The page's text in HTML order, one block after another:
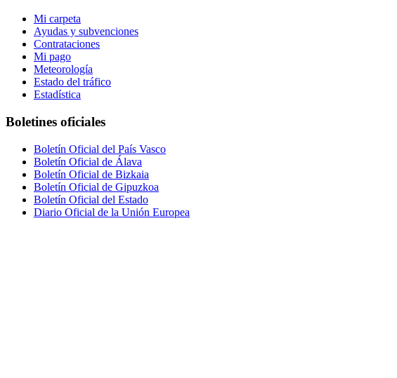
Mi carpeta
Ayudas y subvenciones
Contrataciones
Mi pago
Meteorología
Estado del tráfico
Estadística
Boletines oficiales
Boletín Oficial del País Vasco
Boletín Oficial de Álava
Boletín Oficial de Bizkaia
Boletín Oficial de Gipuzkoa
Boletín Oficial del Estado
Diario Oficial de la Unión Europea